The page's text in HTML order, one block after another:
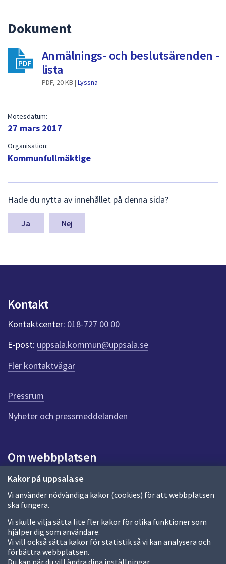
för
Kakor på uppsala.se
Vi använder nödvändiga kakor (cookies) för att webbplatsen
ska fungera.
Vi skulle vilja sätta lite fler kakor för olika funktioner som
hjälper dig som användare.
Vi vill också sätta kakor för statistik så vi kan analysera och
förbättra webbplatsen.
Du kan när du vill ändra dina inställningar.
Dokument
Anmälnings- och beslutsärenden -
lista
PDF, 20 KB | Lyssna
Mötesdatum:
27 mars 2017
Organisation:
Kommunfullmäktige
ä
m
a
n
k
t
e
r
f
ö
r
e
n
n
a
d
a
Hade du nytta av innehållet på denna sida?
Nej
Kontakt
Kontaktcenter: 018-727 00 00
E-post: uppsala.kommun@uppsala.se
Fler kontaktvägar
Pressrum
Nyheter och pressmeddelanden
Om webbplatsen
Om webbplatsen
Allmänna handlingar och diarium
Behandling av personuppgifter
Kakor
Språk (other languages)